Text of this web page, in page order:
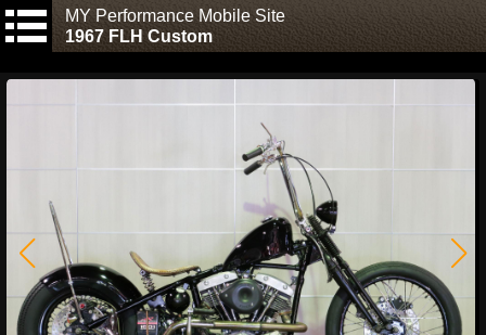
MY Performance Mobile Site
1967 FLH Custom